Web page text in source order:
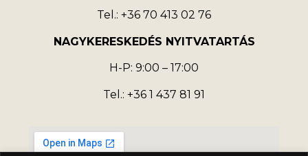
Tel.: +36 70 413 02 76
NAGYKERESKEDÉS NYITVATARTÁS
H-P: 9:00 – 17:00
Tel.: +36 1 437 81 91